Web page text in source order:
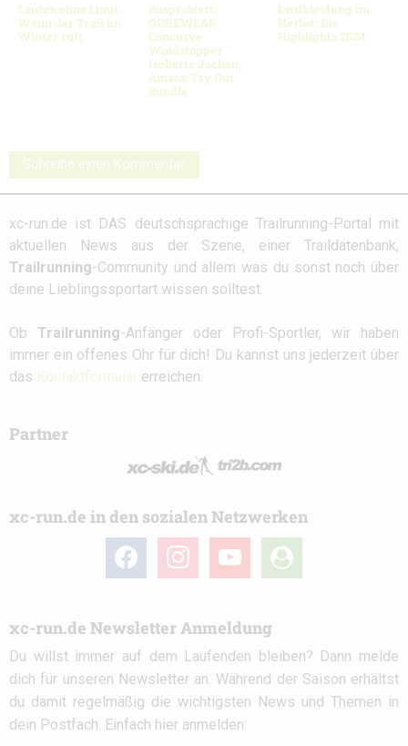
Laufen ohne Limit:
Wenn der Trail im
Winter ruft
Ausprobiert:
GOREWEAR
Concurve
Windstopper
Isolierte Jacken,
Amacx Try Out
Bundle
Laufkleidung im
Herbst: Die
Highlights 2024
Schreibe einen Kommentar
xc-run.de ist DAS deutschsprachige Trailrunning-Portal mit
aktuellen News aus der Szene, einer Traildatenbank,
Trailrunning-Community und allem was du sonst noch über
deine Lieblingssportart wissen solltest.
Ob Trailrunning-Anfänger oder Profi-Sportler, wir haben
immer ein offenes Ohr für dich! Du kannst uns jederzeit über
das Kontaktformular erreichen.
Partner
xc-run.de in den sozialen Netzwerken
facebook instagramyoutube
user-
circle
xc-run.de Newsletter Anmeldung
Du willst immer auf dem Laufenden bleiben? Dann melde
dich für unseren Newsletter an. Während der Saison erhältst
du damit regelmäßig die wichtigsten News und Themen in
dein Postfach. Einfach hier anmelden: